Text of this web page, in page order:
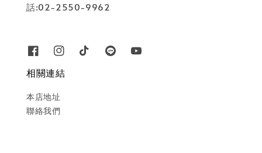
話:02-2550-9962
相關連結
本店地址
聯絡我們